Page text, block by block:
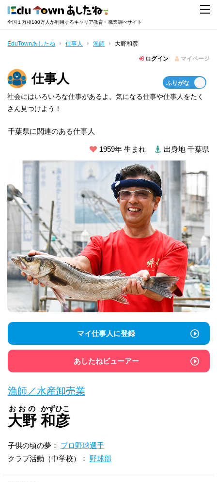
全国１万校180万人が利用するキャリア教育・職業調べサイト
EduTownあしたね 仕事人 漁師 大野和彦
ログイン マイページ
仕事人
社会にはいろいろな仕事があるよ。気になる仕事や仕事人をたく
さん見つけよう！
千葉県に関連のある仕事人
1959年 生まれ 出身地 千葉県
マイ仕事人に登録
あしたねビューアー
漁師／水産卸売業
大野
おおの
和彦
かずひこ
子供の頃の夢： プロ野球選手
クラブ活動（中学校）： 野球部